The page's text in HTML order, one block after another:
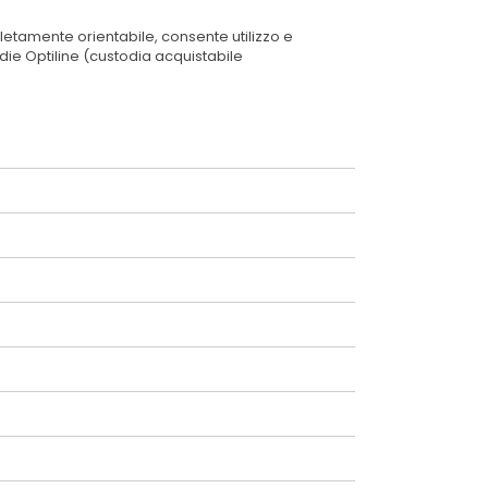
orientabile, consente utilizzo e
Optiline (custodia acquistabile